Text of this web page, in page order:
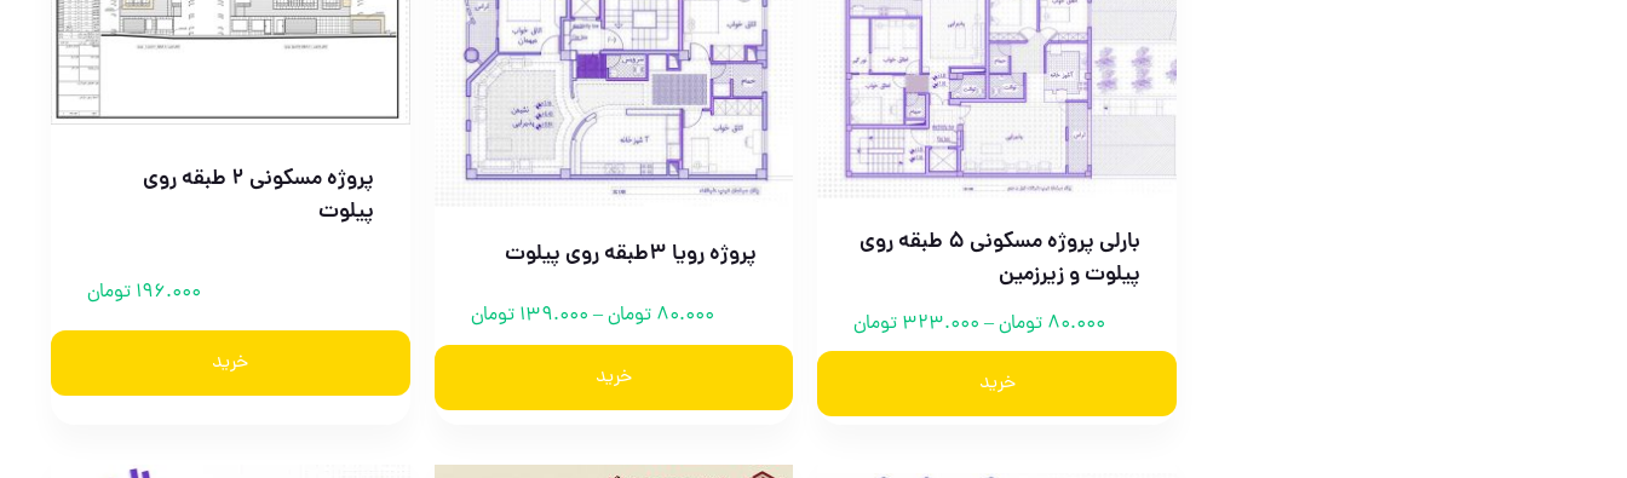
بارلی پروژه مسکونی ۵ طبقه روی
پیلوت و زیرزمین
80.000 تومان–
323.000 تومان
خرید
پروژه رویا ۳طبقه روی پیلوت
80.000 تومان–
139.000 تومان
خرید
پروژه مسکونی 2 طبقه روی
پیلوت
196.000 تومان
خرید